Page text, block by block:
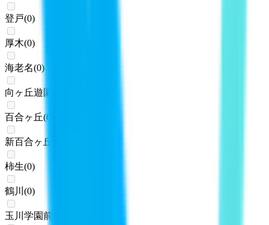
登戸(0)
厚木(0)
海老名(0)
向ヶ丘遊園
百合ヶ丘(0
新百合ヶ丘
柿生(0)
鶴川 (0)
玉川学園前